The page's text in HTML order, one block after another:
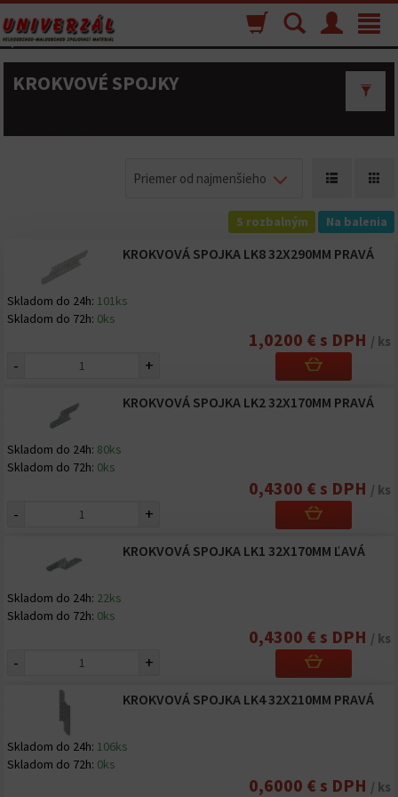
Toggle
Menu
Vyhľadávanie
Nákupný
košík
KROKVOVÉ SPOJKY
Priemer od najmenšieho
S rozbalným Na balenia
KROKVOVÁ SPOJKA LK8 32X290MM PRAVÁ
Skladom do 24h: 101ks
Skladom do 72h: 0ks
1,0200 € s DPH / ks
- +
KROKVOVÁ SPOJKA LK2 32X170MM PRAVÁ
Skladom do 24h: 80ks
Skladom do 72h: 0ks
0,4300 € s DPH / ks
- +
KROKVOVÁ SPOJKA LK1 32X170MM ĽAVÁ
Skladom do 24h: 22ks
Skladom do 72h: 0ks
0,4300 € s DPH / ks
- +
KROKVOVÁ SPOJKA LK4 32X210MM PRAVÁ
Skladom do 24h: 106ks
Skladom do 72h: 0ks
0,6000 € s DPH / ks